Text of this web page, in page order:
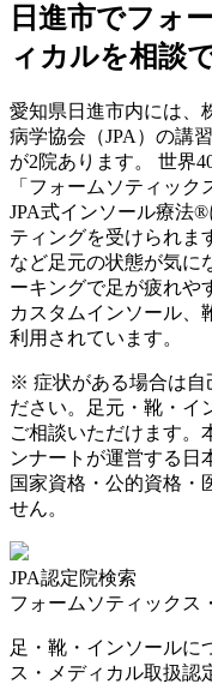
日進市でフォ
ィカルを相談
愛知県 日進市内には、
病学協会（JPA）の講
が2院あります。 世界
「フォームソティック
JPA式インソール療法
ティングを受けられま
など足元の状態が気に
ーキングで足が疲れや
カスタムインソール、
利用されています。
※ 症状がある場合は自
ださい。足元・靴・イ
ご相談いただけます。
ンナートが運営する日
国家資格・公的資格・
せん。
JPA認定院検索
フォームソティックス
足・靴・インソールに
ス・メディカル取扱認